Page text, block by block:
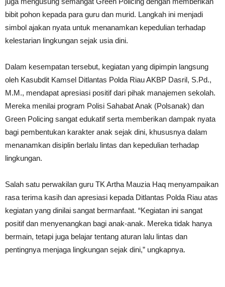
bibit pohon kepada para guru dan murid. Langkah ini menjadi
simbol ajakan nyata untuk menanamkan kepedulian terhadap
kelestarian lingkungan sejak usia dini.
Dalam kesempatan tersebut, kegiatan yang dipimpin langsung
oleh Kasubdit Kamsel Ditlantas Polda Riau AKBP Dasril, S.Pd.,
M.M., mendapat apresiasi positif dari pihak manajemen sekolah.
Mereka menilai program Polisi Sahabat Anak (Polsanak) dan
Green Policing sangat edukatif serta memberikan dampak nyata
bagi pembentukan karakter anak sejak dini, khususnya dalam
menanamkan disiplin berlalu lintas dan kepedulian terhadap
lingkungan.
Salah satu perwakilan guru TK Artha Mauzia Haq menyampaikan
rasa terima kasih dan apresiasi kepada Ditlantas Polda Riau atas
kegiatan yang dinilai sangat bermanfaat. “Kegiatan ini sangat
positif dan menyenangkan bagi anak-anak. Mereka tidak hanya
bermain, tetapi juga belajar tentang aturan lalu lintas dan
pentingnya menjaga lingkungan sejak dini,” ungkapnya.